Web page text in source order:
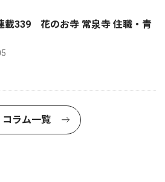
載339 花のお寺 常泉寺 住職・青
コラム一覧